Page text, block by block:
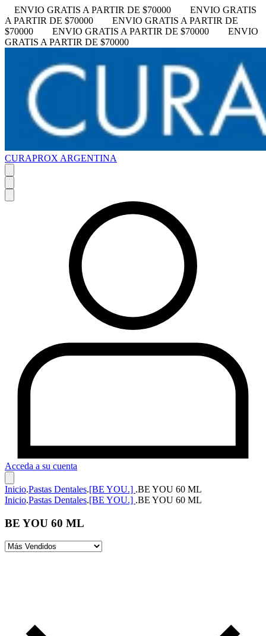
ENVIO GRATIS A PARTIR DE $70000
ENVIO GRATIS
A PARTIR DE $70000
ENVIO GRATIS A PARTIR DE
$70000
ENVIO GRATIS A PARTIR DE $70000
ENVIO
GRATIS A PARTIR DE $70000
CURAPROX ARGENTINA
Acceda a su cuenta
Inicio.Pastas Dentales.[BE YOU.] .BE YOU 60 ML
Inicio.Pastas Dentales.[BE YOU.] .BE YOU 60 ML
BE YOU 60 ML